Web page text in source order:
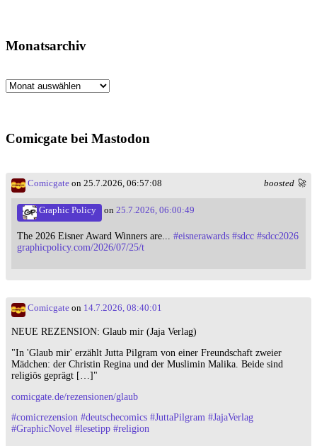
Monatsarchiv
Monatsarchiv
Comicgate bei Mastodon
boosted 🚀
Comicgate on 25.7.2026, 06:57:08
Graphic Policy on 25.7.2026, 06:00:49
The 2026 Eisner Award Winners are... #eisnerawards #sdcc #sdcc2026
graphicpolicy.com/2026/07/25/t
Comicgate on 14.7.2026, 08:40:01
NEUE REZENSION: Glaub mir (Jaja Verlag)
"In 'Glaub mir' erzählt Jutta Pilgram von einer Freundschaft zweier
Mädchen: der Christin Regina und der Muslimin Malika. Beide sind
religiös geprägt […]"
comicgate.de/rezensionen/glaub
#comicrezension #deutschecomics #JuttaPilgram #JajaVerlag
#GraphicNovel #lesetipp #religion